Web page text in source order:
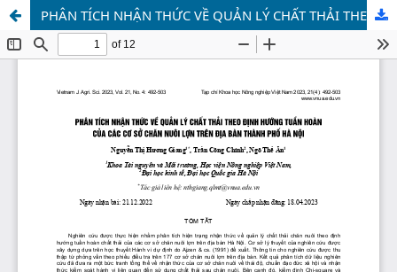
PHÂN TÍCH NHẬN THỨC VỀ QUẢN LÝ CHẤT THẢI THEO ĐỊNH HƯỚNG TUẦN HOÀN CỦA CÁC CƠ SỞ CHĂN NUÔI LỢN TRÊN ĐỊA BÀN THÀNH PHỐ HÀ NỘI